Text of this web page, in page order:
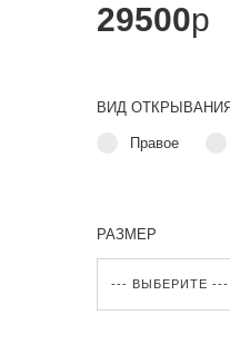
29500p
ВИД ОТКРЫВАНИЯ
Правое
РАЗМЕР